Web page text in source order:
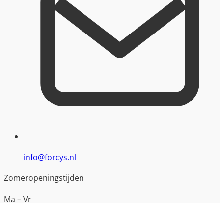
info@forcys.nl
Zomeropeningstijden
Ma – Vr